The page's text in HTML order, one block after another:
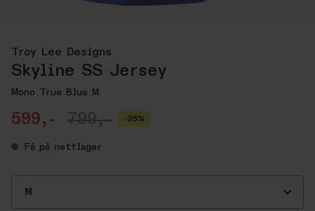
Troy Lee Designs
Skyline SS Jersey
Mono True Blue M
599,- 799,- -25%
Få på nettlager
M